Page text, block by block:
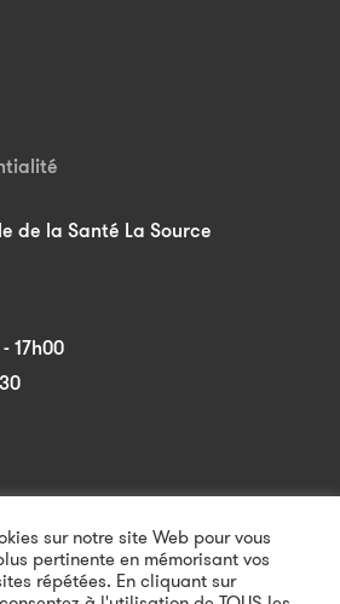
de la Santé La Source
17h00
sur notre site Web pour vous
pertinente en mémorisant vos
répétées. En cliquant sur